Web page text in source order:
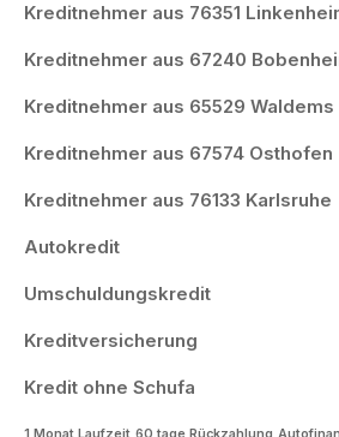
Kreditnehmer aus 76351
Kreditnehmer aus 67240
Kreditnehmer aus 65529 Waldems
Kreditnehmer aus 67574 Osthofen
Kreditnehmer aus 76133 Karlsruhe
Autokredit
Umschuldungskredit
Kreditversicherung
Kredit ohne Schufa